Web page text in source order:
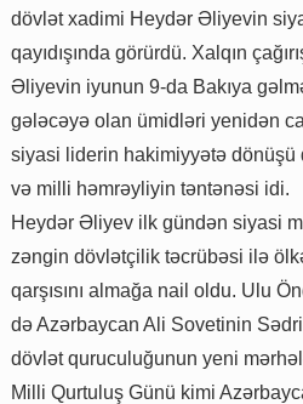
dövlət xadimi Heydər Əliyevin
qayıdışında görürdü. Xalqın
Əliyevin iyunun 9-da Bakıya
gələcəyə olan ümidləri yenidən
siyasi liderin hakimiyyətə dönüşü
və milli həmrəyliyin təntənəsi idi.
Heydər Əliyev ilk gündən siyasi
zəngin dövlətçilik təcrübəsi ilə
qarşısını almağa nail oldu. Ulu
də Azərbaycan Ali Sovetinin
dövlət quruculuğunun yeni
Milli Qurtuluş Günü kimi